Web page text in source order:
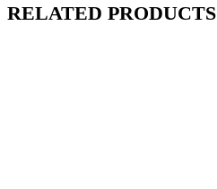
RELATED PRODUCTS